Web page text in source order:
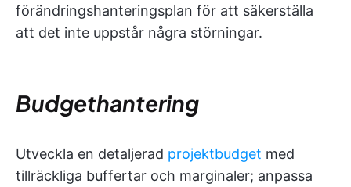
förändringshanteringsplan för att säkerställa
att det inte uppstår några störningar.
Budgethantering
Utveckla en detaljerad projektbudget med
tillräckliga buffertar och marginaler; anpassa